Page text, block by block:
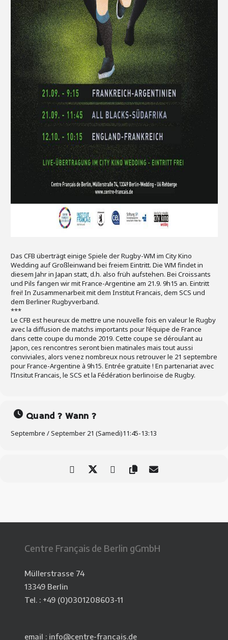
Das CFB überträgt einige Spiele der Rugby-WM im City Kino
Wedding auf Großleinwand bei freiem Eintritt. Die WM findet in
diesem Jahr in Japan statt, d.h. also früh aufstehen. Bei Croissants
und Pils fangen wir mit France-Argentine am 21.9. 9h15 an. Eintritt
frei! In Zusammenarbeit mit dem Institut Francais, dem SCS und
dem Berliner Rugbyverband.
***
Le CFB est heureux de mettre une nouvelle fois en valeur le Rugby
avec la diffusion de matchs importants pour l’équipe de France
dans cette coupe du monde 2019. Cette coupe se déroulant au
Japon, ces rencontres seront bien matinales mais tout aussi
conviviales, alors venez nombreux nous retrouver le 21 septembre
pour France-Argentine à 9h15. Entrée gratuite ! En partenariat avec
l’Insitut Francais, le SCS et la Fédération berlinoise de Rugby.
Quand ? Wann ?
Septembre / September 21 (Samedi)11:45-13:13
Centre Français de Berlin gGmbH
Müllerstrasse 74
13349 Berlin
Tel. : +49 (0)0301208603-11
email : info@centre-francais.de